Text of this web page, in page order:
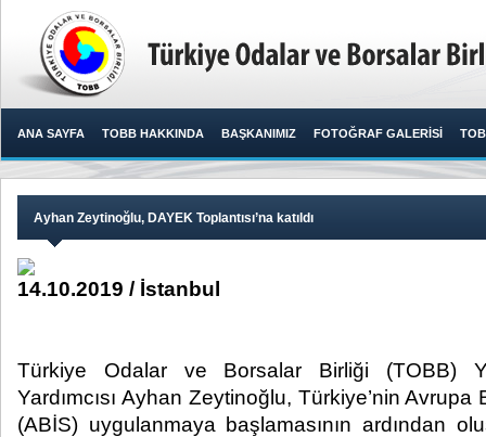
ANA SAYFA TOBB HAKKINDA BAŞKANIMIZ FOTOĞRAF GALERİSİ
Ayhan Zeytinoğlu, DAYEK Toplantısı’na katıldı
14.10.2019 / İstanbul
Türkiye Odalar ve Borsalar Birliği (TOBB)
Yardımcısı Ayhan Zeytinoğlu, Türkiye’nin Avrupa
(ABİS) uygulanmaya başlamasının ardından